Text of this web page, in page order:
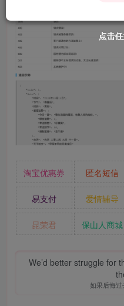
淘宝优惠券 匿名短信
易支付 爱情辅导
昆荣君 保山人商城
We’d better struggle for
如果后悔
点击
点击
点击
点击
点击
点击